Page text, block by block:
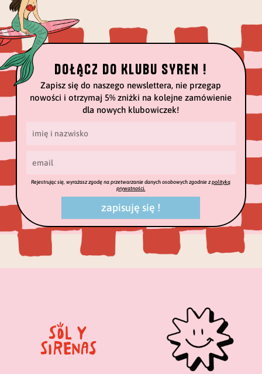
DOŁĄCZ DO KLUBU SYREN !
Zapisz się do naszego newslettera, nie przegap
nowości i otrzymaj 5% zniżki na kolejne zamówienie
dla nowych klubowiczek!
Rejestrując się, wyrażasz zgodę na przetwarzanie danych osobowych zgodnie zpolityką
prywatności.
zapisuję się !